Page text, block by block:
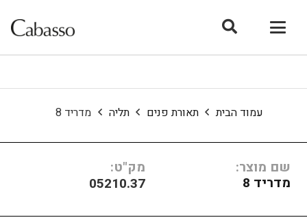
עמוד הבית תאורת פנים תליה מדריד 8
שם מוצר:
מדריד 8
מק"ט:
05210.37